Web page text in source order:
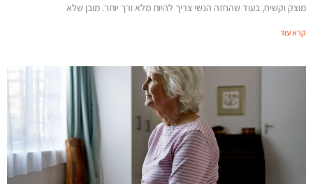
מוצק וקשיח, בעוד שהחזה הנשי צריך להיות מלא ורך יותר. מובן שלא
קרא עוד